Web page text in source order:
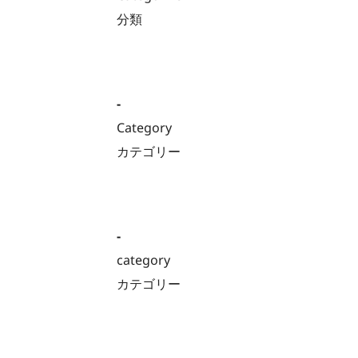
分類
-
Category
カテゴリー
-
category
カテゴリー